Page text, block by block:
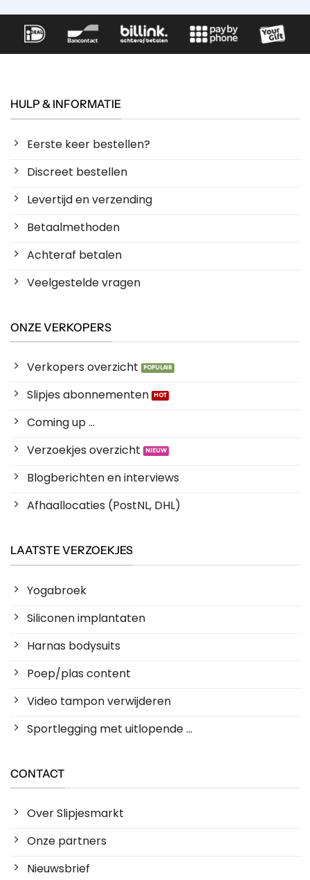
HULP & INFORMATIE
Eerste keer bestellen?
Discreet bestellen
Levertijd en verzending
Betaalmethoden
Achteraf betalen
Veelgestelde vragen
ONZE VERKOPERS
Verkopers overzicht
Slipjes abonnementen
Coming up ...
Verzoekjes overzicht
Blogberichten en interviews
Afhaallocaties (PostNL, DHL)
LAATSTE VERZOEKJES
Yogabroek
Siliconen implantaten
Harnas bodysuits
Poep/plas content
Video tampon verwijderen
Sportlegging met uitlopende ...
CONTACT
Over Slipjesmarkt
Onze partners
Nieuwsbrief